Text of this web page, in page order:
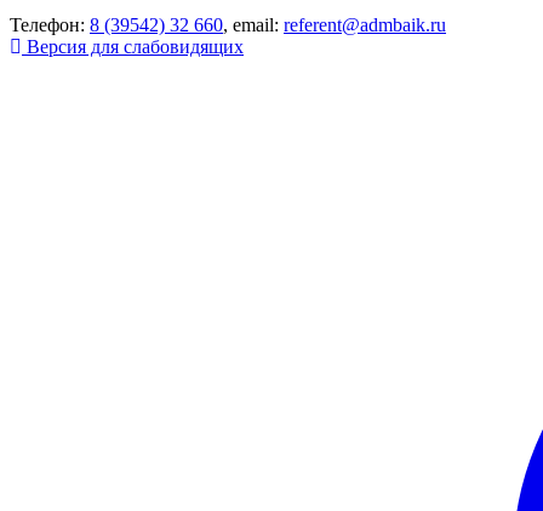
Телефон: 8 (39542) 32 660, email: referent@admbaik.ru
Версия для слабовидящих